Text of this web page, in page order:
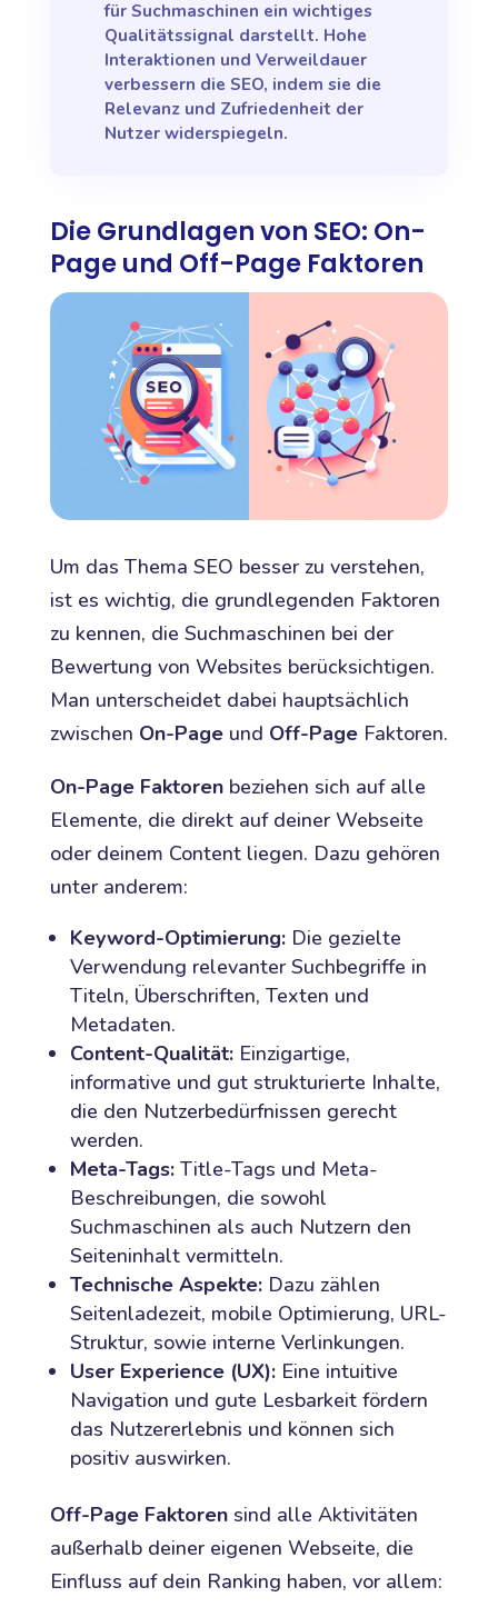
für Suchmaschinen ein wichtiges
Qualitätssignal darstellt. Hohe
Interaktionen und Verweildauer
verbessern die SEO, indem sie die
Relevanz und Zufriedenheit der
Nutzer widerspiegeln.
Die Grundlagen von SEO: On-
Page und Off-Page Faktoren
Um das Thema SEO besser zu verstehen,
ist es wichtig, die grundlegenden Faktoren
zu kennen, die Suchmaschinen bei der
Bewertung von Websites berücksichtigen.
Man unterscheidet dabei hauptsächlich
zwischen On-Pageund Off-PageFaktoren.
On-Page Faktorenbeziehen sich auf alle
Elemente, die direkt auf deiner Webseite
oder deinem Content liegen. Dazu gehören
unter anderem:
Keyword-Optimierung:Die gezielte
Verwendung relevanter Suchbegriffe in
Titeln, Überschriften, Texten und
Metadaten.
Content-Qualität:Einzigartige,
informative und gut strukturierte Inhalte,
die den Nutzerbedürfnissen gerecht
werden.
Meta-Tags:Title-Tags und Meta-
Beschreibungen, die sowohl
Suchmaschinen als auch Nutzern den
Seiteninhalt vermitteln.
Technische Aspekte:Dazu zählen
Seitenladezeit, mobile Optimierung, URL-
Struktur, sowie interne Verlinkungen.
User Experience (UX):Eine intuitive
Navigation und gute Lesbarkeit fördern
das Nutzererlebnis und können sich
positiv auswirken.
Off-Page Faktorensind alle Aktivitäten
außerhalb deiner eigenen Webseite, die
Einfluss auf dein Ranking haben, vor allem: